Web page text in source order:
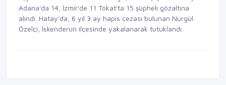
Adana'da 14, İzmir'de 11 Tokat'ta 15 şüpheli gözaltına
alındı. Hatay'da, 6 yıl 3 ay hapis cezası bulunan Nurgül
Özelçi, İskenderun ilçesinde yakalanarak tutuklandı.